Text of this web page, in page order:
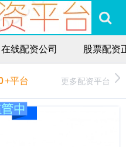
在线配资公司 股票配资
+平台 更多配资平台